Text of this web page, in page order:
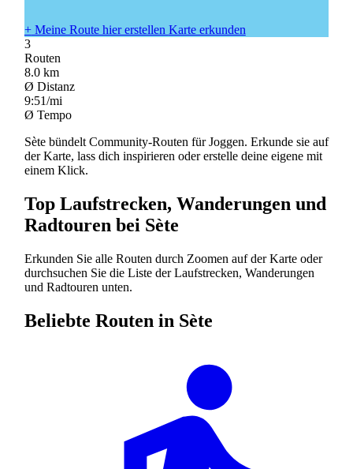
+Meine Route hier erstellen Karte erkunden
3
Routen
8.0 km
Ø Distanz
9:51/mi
Ø Tempo
Sète bündelt Community-Routen für Joggen. Erkunde sie auf
der Karte, lass dich inspirieren oder erstelle deine eigene mit
einem Klick.
Top Laufstrecken, Wanderungen und
Radtouren bei Sète
Erkunden Sie alle Routen durch Zoomen auf der Karte oder
durchsuchen Sie die Liste der Laufstrecken, Wanderungen
und Radtouren unten.
Beliebte Routen in Sète